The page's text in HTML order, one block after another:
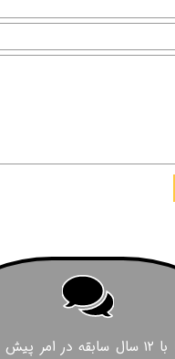
تیم ما با ۱۲ سال سابقه در امر